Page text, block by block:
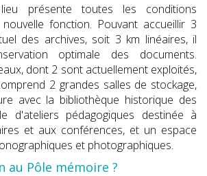
lieu présente toutes les conditions
fonction. Pouvant accueillir 3
des archives, soit 3 km linéaires, il
optimale des documents.
dont 2 sont actuellement exploités,
2 grandes salles de stockage,
avec la bibliothèque historique des
d'ateliers pédagogiques destinée à
et aux conférences, et un espace
et photographiques.
au Pôle mémoire ?